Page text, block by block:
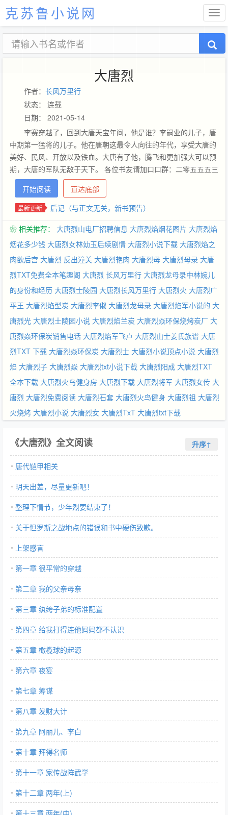
克苏鲁小说网
大唐烈
作者： 长风万里行
状态： 连载
日期： 2021-05-14
李赛穿越了，回到大唐天宝年间，他是谁？李嗣业的儿子，唐
中期第一猛将的儿子。他在唐朝这最令人向往的年代，享受大唐的
美好、民风、开放以及铁血。大唐有了他，腾飞和更加强大可以预
期，大唐的军队无敌于天下。 各位书友请加口口群：二零五五五三
六四九进群讨论本书情节，你也可以是参与者。 点击、收藏和票票
都是我前进的动力，谢谢那些帮助过本书的朋友们，为了你们偶会
坚持。
开始阅读 直达底部
最新更新 后记（与正文无关，新书预告）
❀ 相关推荐： 大唐烈山电厂招聘信息 大唐烈焰烟花图片 大唐烈焰
烟花多少钱 大唐烈女林幼玉后续剧情 大唐烈小说下载 大唐烈焰之
肉欲后宫 大唐烈 反出潼关 大唐烈艳肉 大唐烈母 大唐烈母录 大唐
烈TXT免费全本笔趣阁 大唐烈 长风万里行 大唐烈龙母录中林婉儿
的身份和经历 大唐烈士陵园 大唐烈长风万里行 大唐烈火 大唐烈广
平王 大唐烈焰型炭 大唐烈李俶 大唐烈龙母录 大唐烈焰军小说的 大
唐烈光 大唐烈士陵园小说 大唐烈焰兰炭 大唐烈焱环保烧烤炭厂 大
唐烈焱环保炭销售电话 大唐烈焰军飞卢 大唐烈山士姜氏族谱 大唐
烈TXT 下载 大唐烈焱环保炭 大唐烈士 大唐烈小说顶点小说 大唐烈
焰 大唐烈子 大唐烈焱 大唐烈txt小说下载 大唐烈阳成 大唐烈TXT
全本下载 大唐烈火鸟健身房 大唐烈下载 大唐烈将军 大唐烈女传 大
唐烈 大唐烈免费阅读 大唐烈石套 大唐烈火鸟健身 大唐烈祖 大唐烈
火烧烤 大唐烈小说 大唐烈女 大唐烈TxT 大唐烈txt下载
《大唐烈》全文阅读 升序↑
唐代铠甲相关
明天出差，尽量更新吧！
整理下情节，少年烈要结束了！
关于怛罗斯之战地点的错误和书中硬伤致歉。
上架感言
第一章 很平常的穿越
第二章 我的父亲母亲
第三章 纨绔子弟的标准配置
第四章 给我打得连他妈妈都不认识
第五章 橄榄球的起源
第六章 夜宴
第七章 筹谋
第八章 发财大计
第九章 阿丽儿、李白
第十章 拜得名师
第十一章 家传战阵武学
第十二章 两年(上)
第十三章 两年(中)